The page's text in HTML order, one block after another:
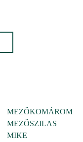
MEZŐKOMÁROM
MEZŐSZILAS
MIKE